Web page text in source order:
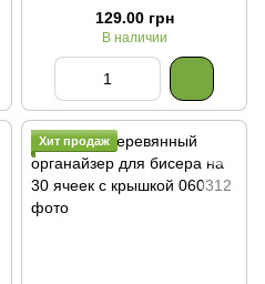
органайзеру для бисера
Коробушка
129.00 грн
В наличии
Хит продаж